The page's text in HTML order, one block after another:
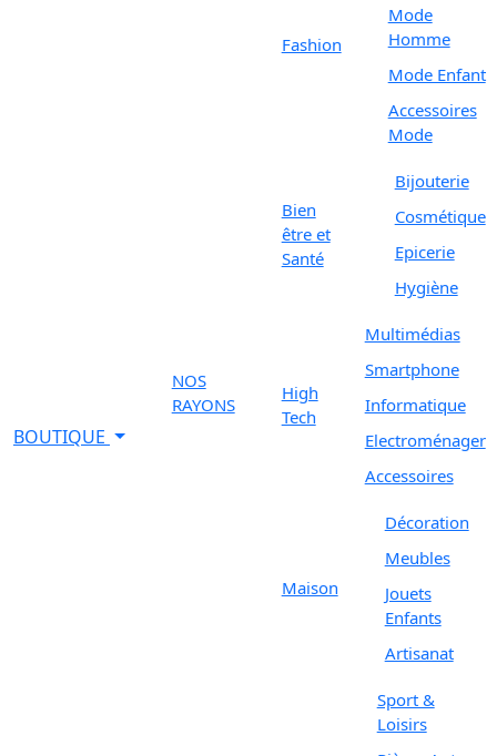
BOUTIQUE
NOS
RAYONS
Fashion
Mode
Homme
Mode Enfant
Accessoires
Mode
Bien
être et
Santé
Bijouterie
Cosmétique
Epicerie
Hygiène
High
Tech
Multimédias
Smartphone
Informatique
Electroménager
Accessoires
Maison
Décoration
Meubles
Jouets
Enfants
Artisanat
Sport &
Loisirs